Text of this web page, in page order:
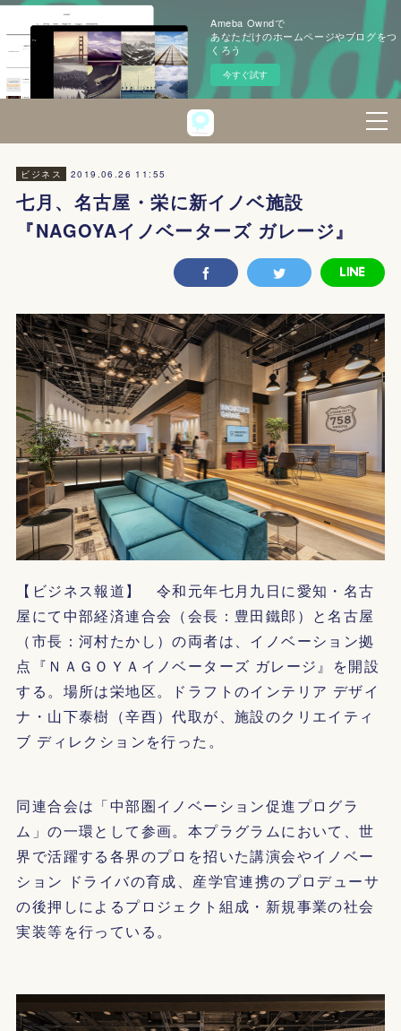
Ameba Owndで
あなただけのホームページやブログをつ
くろう
今すぐ試す
ビジネス 2019.06.26 11:55
七月、名古屋・栄に新イノベ施設
『NAGOYAイノベーターズ ガレージ』
【ビジネス報道】 令和元年七月九日に愛知・名古
屋にて中部経済連合会（会長：豊田鐵郎）と名古屋
（市長：河村たかし）の両者は、イノベーション拠
点『ＮＡＧＯＹＡイノベーターズ ガレージ』を開設
する。場所は栄地区。ドラフトのインテリア デザイ
ナ・山下泰樹（辛酉）代取が、施設のクリエイティ
ブ ディレクションを行った。
同連合会は「中部圏イノベーション促進プログラ
ム」の一環として参画。本プラグラムにおいて、世
界で活躍する各界のプロを招いた講演会やイノベー
ション ドライバの育成、産学官連携のプロデューサ
の後押しによるプロジェクト組成・新規事業の社会
実装等を行っている。